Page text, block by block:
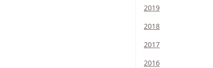
2019
2018
2017
2016